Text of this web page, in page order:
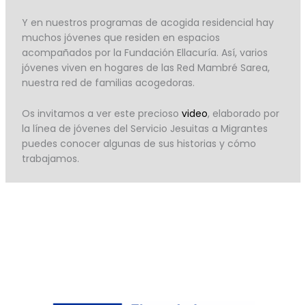
Y en nuestros programas de acogida residencial hay
muchos jóvenes que residen en espacios
acompañados por la Fundación Ellacuría. Así, varios
jóvenes viven en hogares de las Red Mambré Sarea,
nuestra red de familias acogedoras.
Os invitamos a ver este precioso video, elaborado por
la línea de jóvenes del Servicio Jesuitas a Migrantes
puedes conocer algunas de sus historias y cómo
trabajamos.